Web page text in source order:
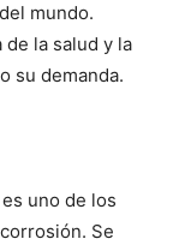
mundo.
la salud y la
su demanda.
uno de los
Se